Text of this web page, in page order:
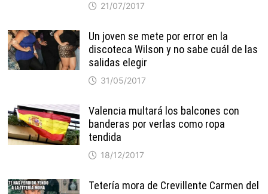
21/07/2017
Un joven se mete por error en la
discoteca Wilson y no sabe cuál de las
salidas elegir
31/05/2017
Valencia multará los balcones con
banderas por verlas como ropa
tendida
18/12/2017
Tetería mora de Crevillente Carmen del